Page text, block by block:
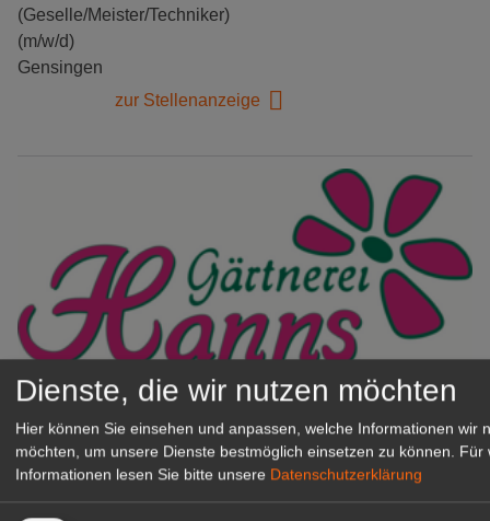
(Geselle/Meister/Techniker)
(m/w/d)
Gensingen
zur Stellenanzeige
Gärtnerei Hanns
Mitarbeiter (m/w/d) für unsere
Logistikhalle
Herongen
Dienste, die wir nutzen möchten
Hier können Sie einsehen und anpassen, welche Informationen wir
möchten, um unsere Dienste bestmöglich einsetzen zu können.
Für
Informationen lesen Sie bitte unsere Datenschutzerklärung